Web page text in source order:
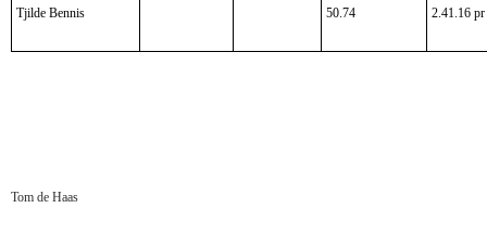
Tjilde Bennis 50.74 2.41.16 pr
Tom de Haas